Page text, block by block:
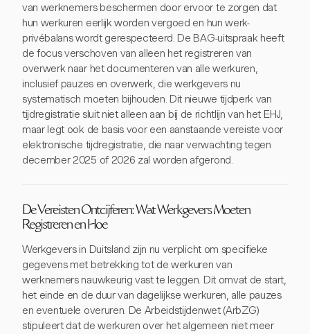
van werknemers beschermen door ervoor te zorgen dat
hun werkuren eerlijk worden vergoed en hun werk-
privébalans wordt gerespecteerd. De BAG-uitspraak heeft
de focus verschoven van alleen het registreren van
overwerk naar het documenteren van alle werkuren,
inclusief pauzes en overwerk, die werkgevers nu
systematisch moeten bijhouden. Dit nieuwe tijdperk van
tijdregistratie sluit niet alleen aan bij de richtlijn van het EHJ,
maar legt ook de basis voor een aanstaande vereiste voor
elektronische tijdregistratie, die naar verwachting tegen
december 2025 of 2026 zal worden afgerond.
De Vereisten Ontcijferen: Wat Werkgevers Moeten
Registreren en Hoe
Werkgevers in Duitsland zijn nu verplicht om specifieke
gegevens met betrekking tot de werkuren van
werknemers nauwkeurig vast te leggen. Dit omvat de start,
het einde en de duur van dagelijkse werkuren, alle pauzes
en eventuele overuren. De Arbeidstijdenwet (ArbZG)
stipuleert dat de werkuren over het algemeen niet meer